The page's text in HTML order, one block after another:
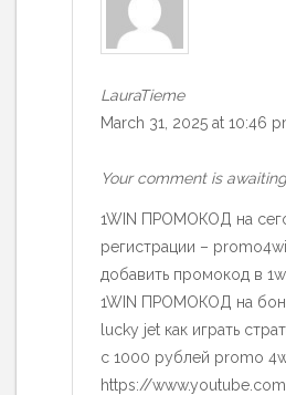
LauraTieme
March 31, 2025 at 10:46
Your comment is
1WIN ПРОМОКОД на
регистрации –
добавить промокод в
1WIN ПРОМОКОД на
lucky jet как играть
с 1000 рублей promo
https://